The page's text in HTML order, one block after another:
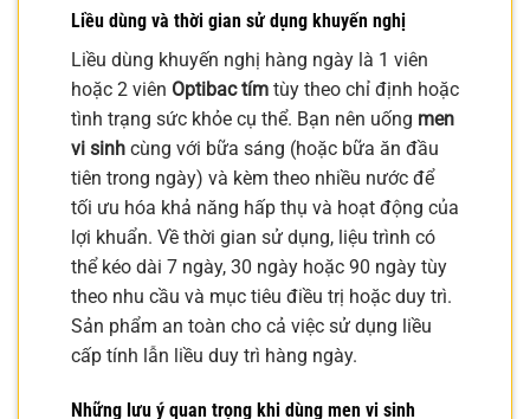
Liều dùng và thời gian sử dụng khuyến nghị
Liều dùng khuyến nghị hàng ngày là 1 viên
hoặc 2 viên Optibac tím tùy theo chỉ định hoặc
tình trạng sức khỏe cụ thể. Bạn nên uống men
vi sinh cùng với bữa sáng (hoặc bữa ăn đầu
tiên trong ngày) và kèm theo nhiều nước để
tối ưu hóa khả năng hấp thụ và hoạt động của
lợi khuẩn. Về thời gian sử dụng, liệu trình có
thể kéo dài 7 ngày, 30 ngày hoặc 90 ngày tùy
theo nhu cầu và mục tiêu điều trị hoặc duy trì.
Sản phẩm an toàn cho cả việc sử dụng liều
cấp tính lẫn liều duy trì hàng ngày.
Những lưu ý quan trọng khi dùng men vi sinh